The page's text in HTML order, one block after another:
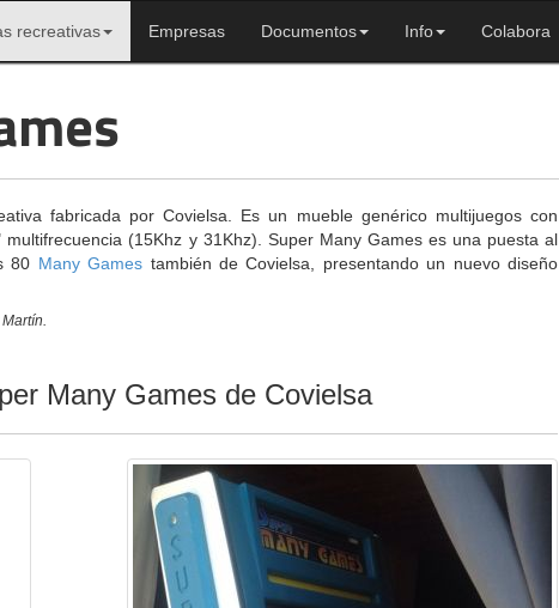
recreativas Empresas Documentos Info Colabora
fabricada por Covielsa. Es un mueble genérico multijuegos con
(15Khz y 31Khz). Super Many Games es una puesta al
80 Many Games también de Covielsa, presentando un nuevo diseño
Many Games de Covielsa